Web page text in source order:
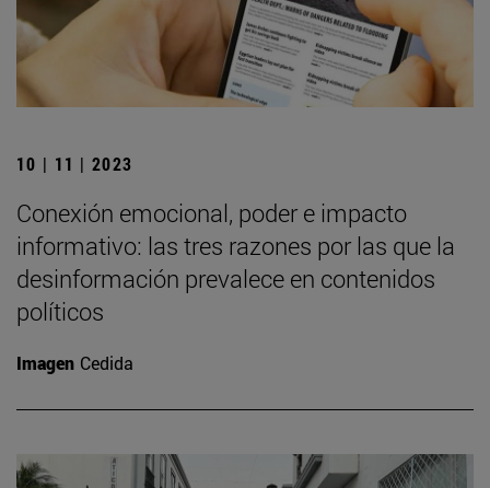
10 | 11 | 2023
Conexión emocional, poder e impacto
informativo: las tres razones por las que la
desinformación prevalece en contenidos
políticos
Imagen Cedida